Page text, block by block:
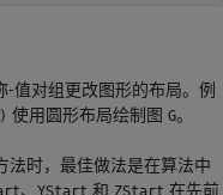
-值对组更改图形的布局。例
使用圆形布局绘制图 G。
法时，最佳做法是在算法中
、 和
在先前